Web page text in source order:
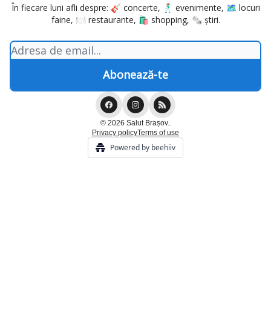
În fiecare luni afli despre: 🎸 concerte, 🕺 evenimente, 🗺️ locuri
faine, 🍽️ restaurante, 🛍️ shopping, 🗞️ știri.
© 2026 Salut Brașov..
Privacy policyTerms of use
Powered by beehiiv